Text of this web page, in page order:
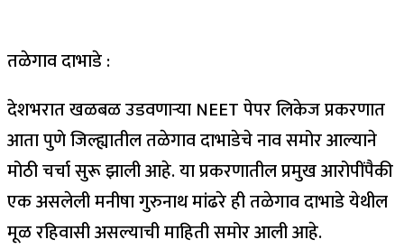
तळेगाव दाभाडे :
देशभरात खळबळ उडवणाऱ्या NEET पेपर लिकेज प्रकरणात
आता पुणे जिल्ह्यातील तळेगाव दाभाडेचे नाव समोर आल्याने
मोठी चर्चा सुरू झाली आहे. या प्रकरणातील प्रमुख आरोपींपैकी
एक असलेली मनीषा गुरुनाथ मांढरे ही तळेगाव दाभाडे येथील
मूळ रहिवासी असल्याची माहिती समोर आली आहे.